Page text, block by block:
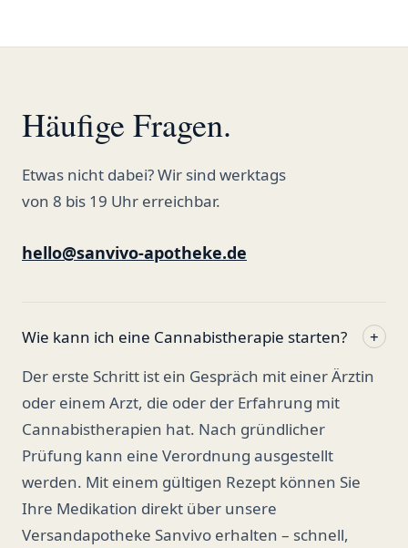
Häufige Fragen.
Etwas nicht dabei? Wir sind werktags
von 8 bis 19 Uhr erreichbar.
hello@sanvivo-apotheke.de
Wie kann ich eine Cannabistherapie starten?
+
Der erste Schritt ist ein Gespräch mit einer Ärztin
oder einem Arzt, die oder der Erfahrung mit
Cannabistherapien hat. Nach gründlicher
Prüfung kann eine Verordnung ausgestellt
werden. Mit einem gültigen Rezept können Sie
Ihre Medikation direkt über unsere
Versandapotheke Sanvivo erhalten – schnell,